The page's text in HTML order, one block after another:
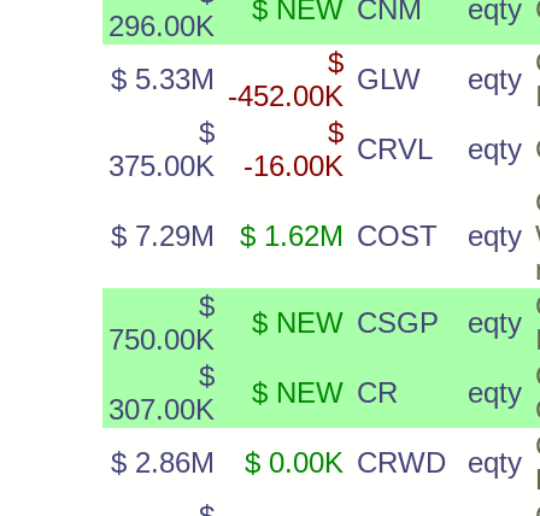
296.00K
$ NEW CNM eqty
$ 5.33M
$
-452.00K
GLW eqty
$
375.00K
$
-16.00K
CRVL eqty
$ 7.29M $ 1.62M COST eqty
$
750.00K
$ NEW CSGP eqty
$
307.00K
$ NEW CR eqty
$ 2.86M
$ 0.00K CRWD eqty